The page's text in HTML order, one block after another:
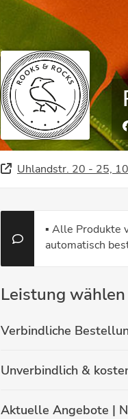
Uhlandstr. 20 - 25,
▪️ Alle Produkte
automatisch
Leistung wählen
Verbindliche
Unverbindlich &
Aktuelle Angebote |